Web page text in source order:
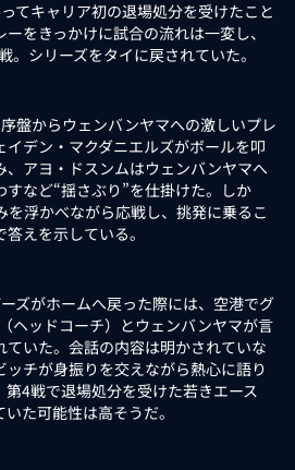
てキャリア初の退場処分を受けたこと
をきっかけに試合の流れは一変し、
。シリーズをタイに戻されていた。
盤からウェンバンヤマへの激しいプレ
イデン・マクダニエルズがボールを叩
、アヨ・ドスンムはウェンバンヤマへ
など“揺さぶり”を仕掛けた。しか
を浮かべながら応戦し、挑発に乗るこ
えを示している。
ズがホームへ戻った際には、空港でグ
ヘッドコーチ）とウェンバンヤマが言
いた。会話の内容は明かされていな
チが身振りを交えながら熱心に語り
4戦で退場処分を受けた若きエース
た可能性は高そうだ。